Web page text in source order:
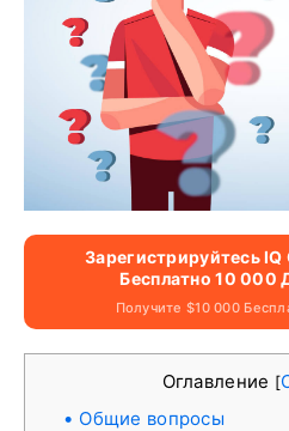
Зарегистрируйтесь
Бесплатно 10
Получите $10 000
Оглавление [
Общие вопросы